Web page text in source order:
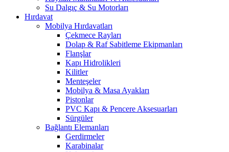
Su Dalgıç & Su Motorları
Hırdavat
Mobilya Hırdavatları
Çekmece Rayları
Dolap & Raf Sabitleme Ekipmanları
Flanşlar
Kapı Hidrolikleri
Kilitler
Menteşeler
Mobilya & Masa Ayakları
Pistonlar
PVC Kapı & Pencere Aksesuarları
Sürgüler
Bağlantı Elemanları
Gerdirmeler
Karabinalar